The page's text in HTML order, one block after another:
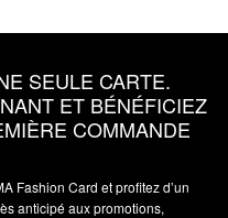
SEULE CARTE.
ET BÉNÉFICIEZ
COMMANDE
Fashion Card et profitez d’un
anticipé aux promotions,